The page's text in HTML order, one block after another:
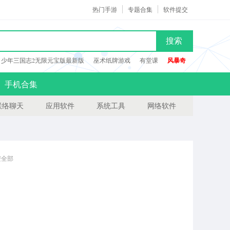
软件提交
专题合集
热门手游
搜索
少年三国志2无限元宝版最新版 巫术纸牌游戏 有堂课 风暴奇
手机合集
络聊天 应用软件 系统工具 网络软件
部